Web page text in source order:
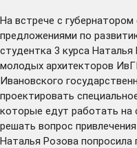
На встрече с
предложениями по
студентка 3 курса
молодых архитекторов
Ивановского
проектировать
которые едут работать на
решать вопрос
Наталья Розова